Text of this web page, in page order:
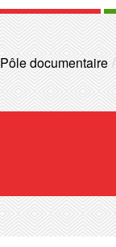
Pôle documentaire